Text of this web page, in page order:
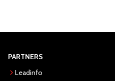
PARTNERS
Leadinfo